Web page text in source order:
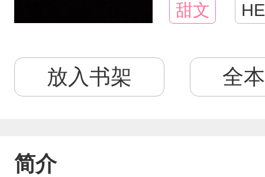
甜文 HE
放入书架 全
简介